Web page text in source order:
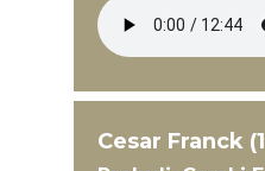
Cesar Franck